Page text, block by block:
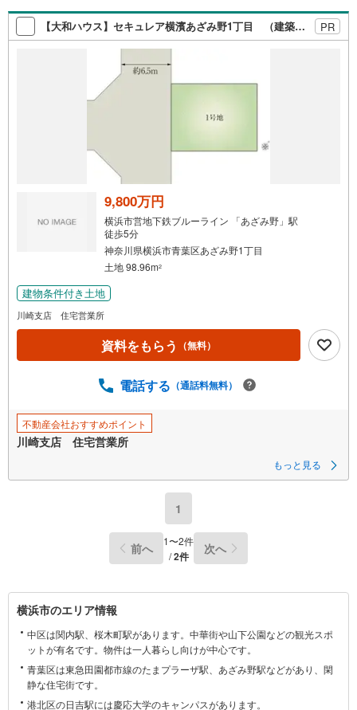
【大和ハウス】セキュレア横濱あざみ野1丁目 （建築条件付宅地分譲） PR
9,800万円
横浜市営地下鉄ブルーライン 「あざみ野」駅
徒歩5分
神奈川県横浜市青葉区あざみ野1丁目
土地 98.96m2
建物条件付き土地
川崎支店 住宅営業所
資料をもらう （無料）
電話する （通話料無料）
不動産会社おすすめポイント
川崎支店 住宅営業所
もっと見る
1
前へ 1〜2件
/2件 次へ
横
浜
市
関
す
横浜市のエリア情報
中区は関内駅、桜木町駅があります。中華街や山下公園などの観光スポ
ットが有名です。物件は一人暮らし向けが中心です。
青葉区は東急田園都市線のたまプラーザ駅、あざみ野駅などがあり、閑
静な住宅街です。
港北区の日吉駅には慶応大学のキャンパスがあります。